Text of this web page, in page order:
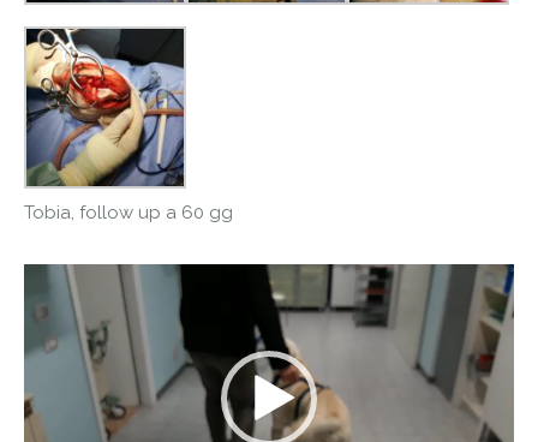
Tobia, follow up a 60 gg
Video
Player